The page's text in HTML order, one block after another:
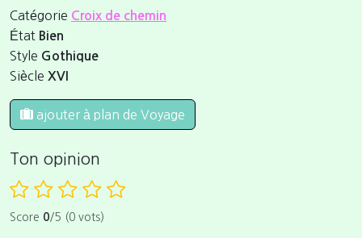
Catégorie Croix de chemin
État Bien
Style Gothique
Siècle XVI
ajouter à plan de Voyage
Ton opinion
Score 0/5 (0 vots)